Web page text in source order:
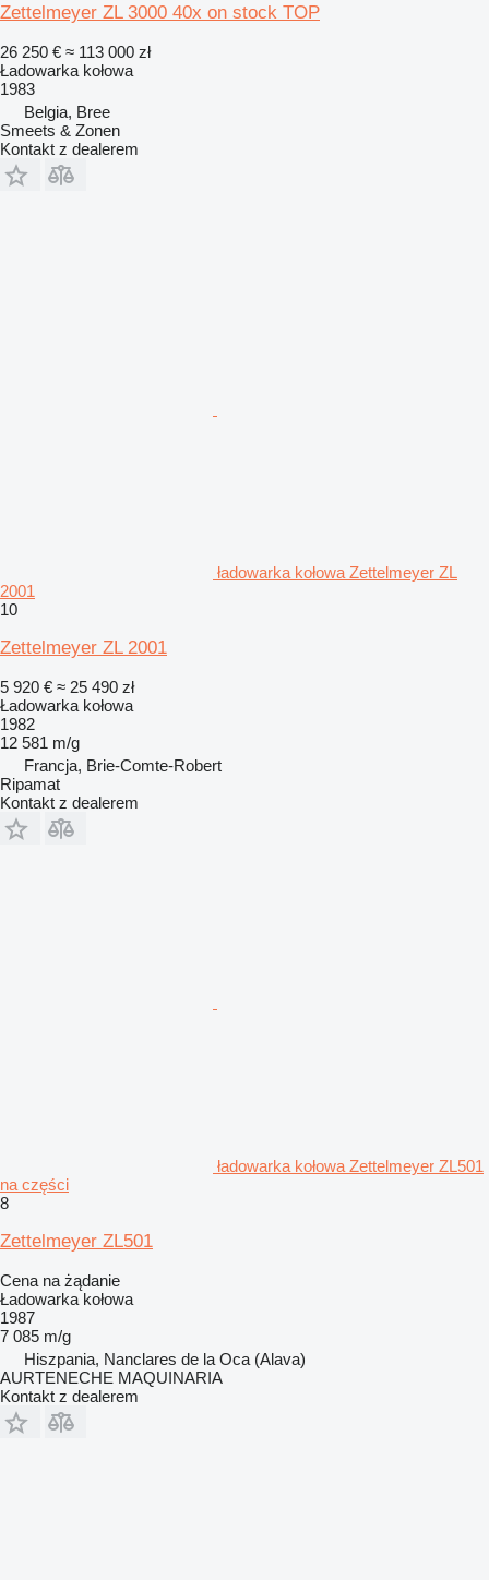
Zettelmeyer ZL 3000 40x on stock TOP
26 250 € ≈ 113 000 zł
Ładowarka kołowa
1983
Belgia, Bree
Smeets & Zonen
Kontakt z dealerem
ładowarka kołowa Zettelmeyer ZL
2001
10
Zettelmeyer ZL 2001
5 920 € ≈ 25 490 zł
Ładowarka kołowa
1982
12 581 m/g
Francja, Brie-Comte-Robert
Ripamat
Kontakt z dealerem
ładowarka kołowa Zettelmeyer ZL501
na części
8
Zettelmeyer ZL501
Cena na żądanie
Ładowarka kołowa
1987
7 085 m/g
Hiszpania, Nanclares de la Oca (Alava)
AURTENECHE MAQUINARIA
Kontakt z dealerem